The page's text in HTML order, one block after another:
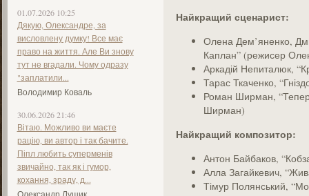
01.07.2026 10:25
Дякую, Олександре, за
висловлену думку! Все має
право на життя. Але Ви знову
тут не вгадали. Чому одразу
"заплатили...
Володимир Коваль
30.06.2026 21:46
Вітаю. Можливо ви маєте
рацію, ви автор і так бачите.
Піпл любить суперменів
звичайно, так як і гумор,
кохання, зраду, д...
Найкращий сценарист:
Олена Дем’яненко,
Каплан” (режисер
Аркадій Непиталюк,
Тарас Ткаченко,
Роман Ширман,
Ширман)
Найкращий композитор:
Антон Байбаков,
Алла Загайкевич,
Тімур Полянський,